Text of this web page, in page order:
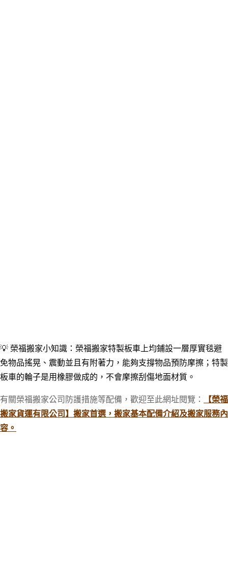
💡 榮福搬家小知識：榮福搬家特製板車上均鋪設一層厚實毯避
免物品搖晃、震動並且有附著力，能夠支撐物品預防摩擦；特製
板車的輪子是用橡膠做成的，不會摩擦刮傷地面材質。
有關榮福搬家公司防護措施等配備，歡迎至此網址閱覽：
【榮福
搬家貨運有限公司】搬家首選，搬家基本配備介紹及搬家服務內
容。